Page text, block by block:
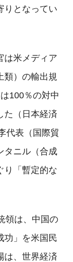
りとなってい
は米メディア
類）の輸出規
100％の対中
た（日本経済
代表（国際貿
タニル（合成
り「暫定的な
領は、中国の
功」を米国民
は、世界経済